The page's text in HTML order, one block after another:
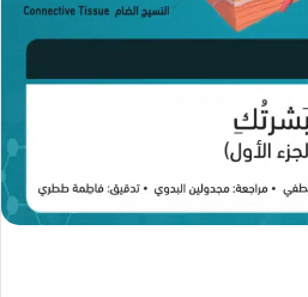
ن
ي
و
ن
ي